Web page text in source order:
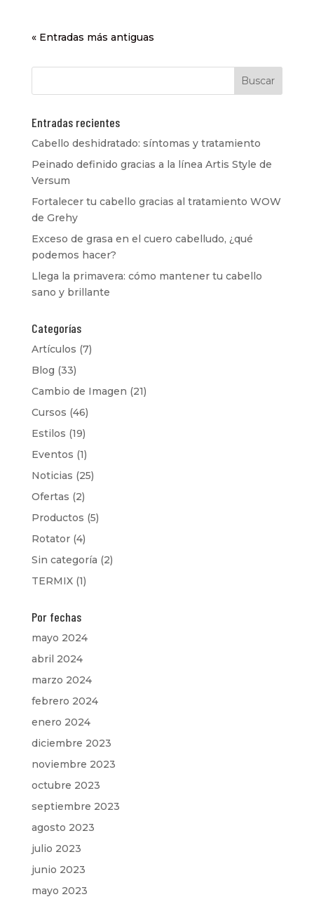
« Entradas más antiguas
Entradas recientes
Cabello deshidratado: síntomas y tratamiento
Peinado definido gracias a la línea Artis Style de
Versum
Fortalecer tu cabello gracias al tratamiento WOW
de Grehy
Exceso de grasa en el cuero cabelludo, ¿qué
podemos hacer?
Llega la primavera: cómo mantener tu cabello
sano y brillante
Categorías
Artículos (7)
Blog (33)
Cambio de Imagen (21)
Cursos (46)
Estilos (19)
Eventos (1)
Noticias (25)
Ofertas (2)
Productos (5)
Rotator(4)
Sin categoría (2)
TERMIX(1)
Por fechas
mayo 2024
abril 2024
marzo 2024
febrero 2024
enero 2024
diciembre 2023
noviembre 2023
octubre 2023
septiembre 2023
agosto 2023
julio 2023
junio 2023
mayo 2023